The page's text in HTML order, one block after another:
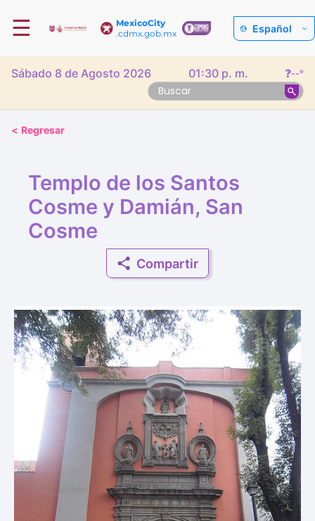
MexicoCity
.cdmx.gob.mx
☰ Español
Sábado 8 de Agosto 2026 01:30 p. m. ❓--°
< Regresar
Templo de los Santos
Cosme y Damián, San
Cosme
Compartir